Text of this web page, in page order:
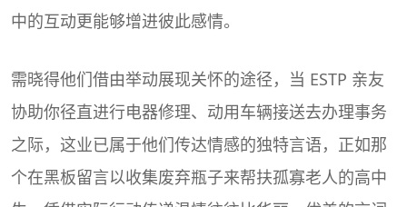
中的互动更能够增进彼此感情。
需晓得他们借由举动展现关怀的途径，当 ESTP 亲友
协助你径直进行电器修理、动用车辆接送去办理事务
之际，这业已属于他们传达情感的独特言语，正如那
个在黑板留言以收集废弃瓶子来帮扶孤寡老人的高中